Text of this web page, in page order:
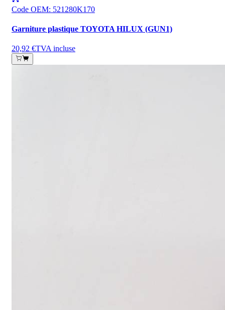
Code OEM: 521280K170
Garniture plastique TOYOTA HILUX (GUN1)
20,92 €TVA incluse